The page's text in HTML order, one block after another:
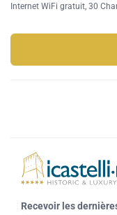
Internet WiFi gratuit , 30
Recevoir les